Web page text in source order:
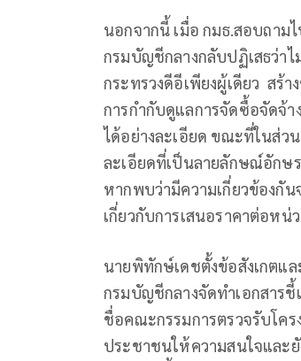
นอกจากนี้ เมื่อ กมธ.สอบถาม
กรมบัญชีกลางกลับปฏิเสธว่าไ
กระทรวงดีอีเพียงผู้เดียว สร้
การกำกับดูแลการจัดซื้อจัดจ้า
ได้อย่างละเอียด ขณะที่ในส่ว
ละเอียดที่เป็นลายลักษณ์อักษ
หากพบว่ามีความเกี่ยวข้องกั
เกี่ยวกับการเสนอราคาต่อหน่
นายพิทักษ์เดชตั้งข้อสังเกตแล
กรมบัญชีกลางจัดทำเอกสาร
ชื่อคณะกรรมการตรวจรับโคร
ประชาชนให้ความสนใจและ